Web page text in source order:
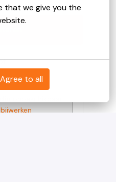
that we give you the
Agree to all